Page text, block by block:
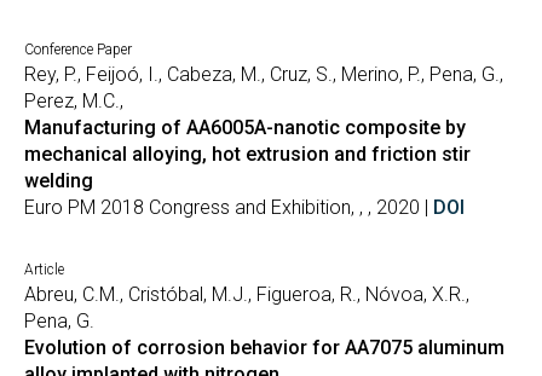
Conference Paper
Rey, P., Feijoó, I., Cabeza, M., Cruz, S., Merino, P., Pena, G.,
Perez, M.C.,
Manufacturing of AA6005A-nanotic composite by
mechanical alloying, hot extrusion and friction stir
welding
Euro PM 2018 Congress and Exhibition, , , 2020 | DOI
Article
Abreu, C.M., Cristóbal, M.J., Figueroa, R., Nóvoa, X.R.,
Pena, G.
Evolution of corrosion behavior for AA7075 aluminum